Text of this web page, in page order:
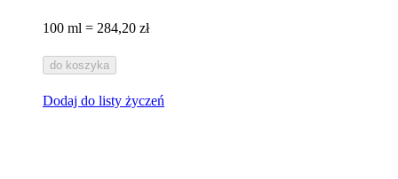
100 ml = 284,20 zł
do koszyka
Dodaj do listy życzeń